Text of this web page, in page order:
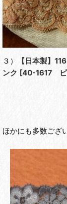
３）
【日本製】
ンク [40-1617 ピ
ほかにも多数ござ